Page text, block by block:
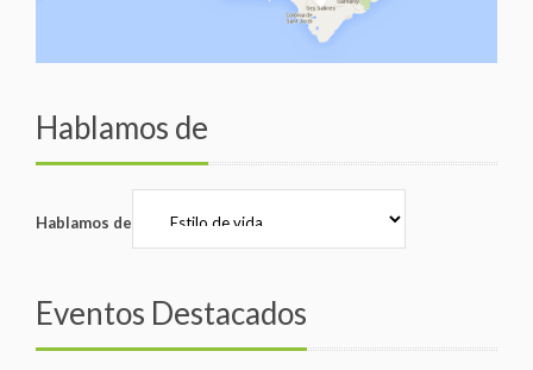
Hablamos de
Hablamos de
Eventos Destacados